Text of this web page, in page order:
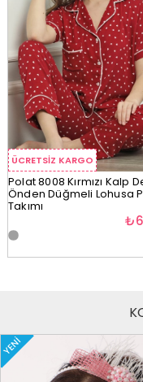
ÜCRETSIZ KARGO
Polat 8008 Kırmızı Kalp
Önden Düğmeli Lohusa
Takımı
YENI